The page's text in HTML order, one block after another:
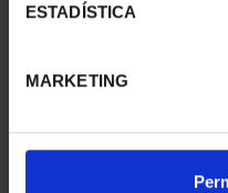
ESTADÍSTICA
MARKETING
SUSCRIPCIÓN
949,00 €
registrados